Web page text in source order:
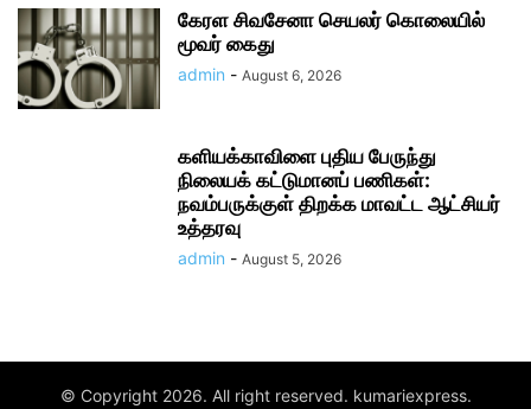
கேரள சிவசேனா செயலர் கொலையில்
மூவர் கைது
admin - August 6, 2026
களியக்காவிளை புதிய பேருந்து
நிலையக் கட்டுமானப் பணிகள்:
நவம்பருக்குள் திறக்க மாவட்ட ஆட்சியர்
உத்தரவு
admin - August 5, 2026
© Copyright 2026. All right reserved. kumariexpress.